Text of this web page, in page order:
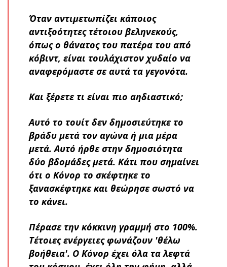
Όταν αντιμετωπίζει κάποιος
αντιξοότητες τέτοιου βεληνεκούς,
όπως ο θάνατος του πατέρα του από
κόβιντ, είναι τουλάχιστον χυδαίο να
αναφερόμαστε σε αυτά τα γεγονότα.
Και ξέρετε τι είναι πιο αηδιαστικό;
Αυτό το τουίτ δεν δημοσιεύτηκε το
βράδυ μετά τον αγώνα ή μια μέρα
μετά. Αυτό ήρθε στην δημοσιότητα
δύο βδομάδες μετά. Κάτι που σημαίνει
ότι ο Κόνορ το σκέφτηκε το
ξανασκέφτηκε και θεώρησε σωστό να
το κάνει.
Πέρασε την κόκκινη γραμμή στο 100%.
Τέτοιες ενέργειες φωνάζουν 'θέλω
βοήθεια'. Ο Κόνορ έχει όλα τα λεφτά